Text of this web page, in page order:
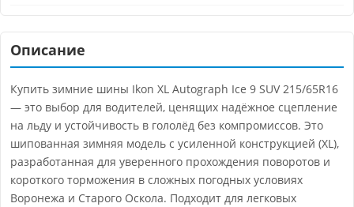
Описание
Купить зимние шины Ikon XL Autograph Ice 9 SUV 215/65R16
— это выбор для водителей, ценящих надёжное сцепление
на льду и устойчивость в гололёд без компромиссов. Это
шипованная зимняя модель с усиленной конструкцией (XL),
разработанная для уверенного прохождения поворотов и
короткого торможения в сложных погодных условиях
Воронежа и Старого Оскола. Подходит для легковых